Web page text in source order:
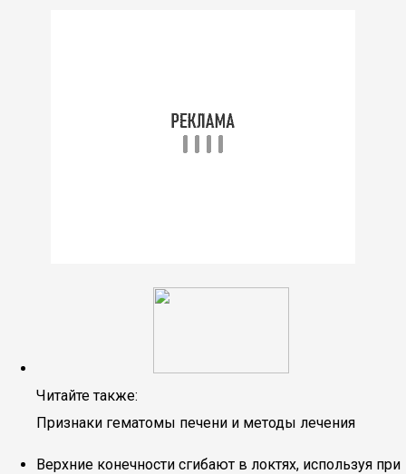
Читайте также:
Признаки гематомы печени и методы лечения
Верхние конечности сгибают в локтях, используя при